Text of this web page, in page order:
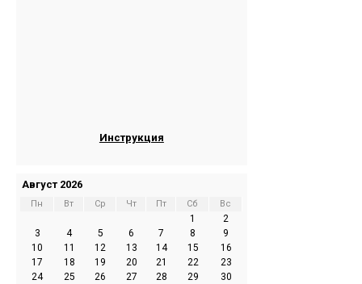
Инструкция
Август 2026
Пн Вт Ср Чт Пт Сб Вс
1
2
3
4 5 6 7 8
9
10
11 12 13 14 15
16
17
18 19 20 21 22
23
24
25 26 27 28 29
30